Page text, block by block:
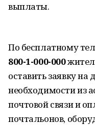
выплаты.
По бесплатному
800-1-000-000
оставить заявку на
необходимости из
почтовой связи и
почтальонов,